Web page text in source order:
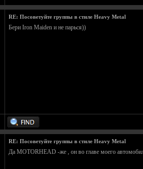
RE: Посоветуйте группы в стиле Heavy Metal
Бери Iron Maiden и не парься))
RE: Посоветуйте группы в стиле Heavy Metal
Да MOTORHEAD -же , он во главе моего